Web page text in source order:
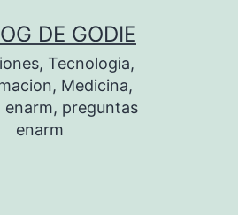
DE GODIE
Tecnologia,
Medicina,
enarm, preguntas
enarm